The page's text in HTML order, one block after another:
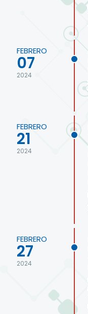
FEBRERO
07
2024
FEBRERO
21
2024
FEBRERO
27
2024